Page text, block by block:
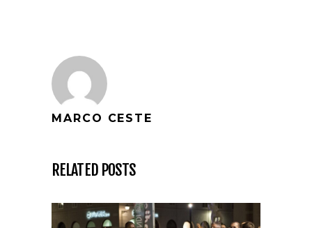
MARCO CESTE
RELATED POSTS